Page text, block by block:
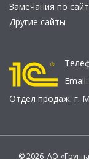
Замечания по
Другие сайты
Email:
Отдел продаж: г.
© 2026 АО